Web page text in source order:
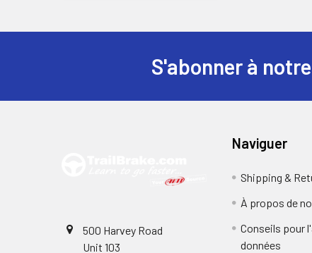
de
S'abonner à
500 Harvey Road
Unit 103
Naviguer
Shipping &
À propos de
Conseils pour
données